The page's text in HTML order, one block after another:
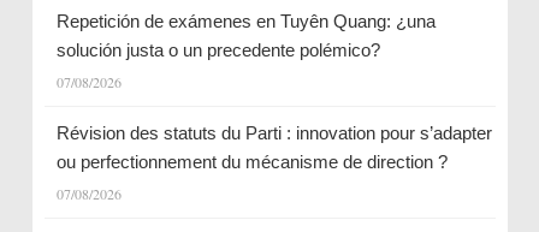
Repetición de exámenes en Tuyên Quang: ¿una
solución justa o un precedente polémico?
07/08/2026
Révision des statuts du Parti : innovation pour s’adapter
ou perfectionnement du mécanisme de direction ?
07/08/2026